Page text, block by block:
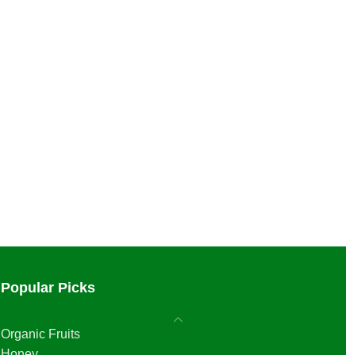
Popular Picks
Organic Fruits